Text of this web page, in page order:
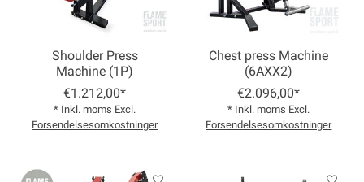
Shoulder Press
Machine (1P)
€1.212,00*
* Inkl. moms Excl.
Forsendelsesomkostninger
Chest press Machine
(6AXX2)
€2.096,00*
* Inkl. moms Excl.
Forsendelsesomkostninger